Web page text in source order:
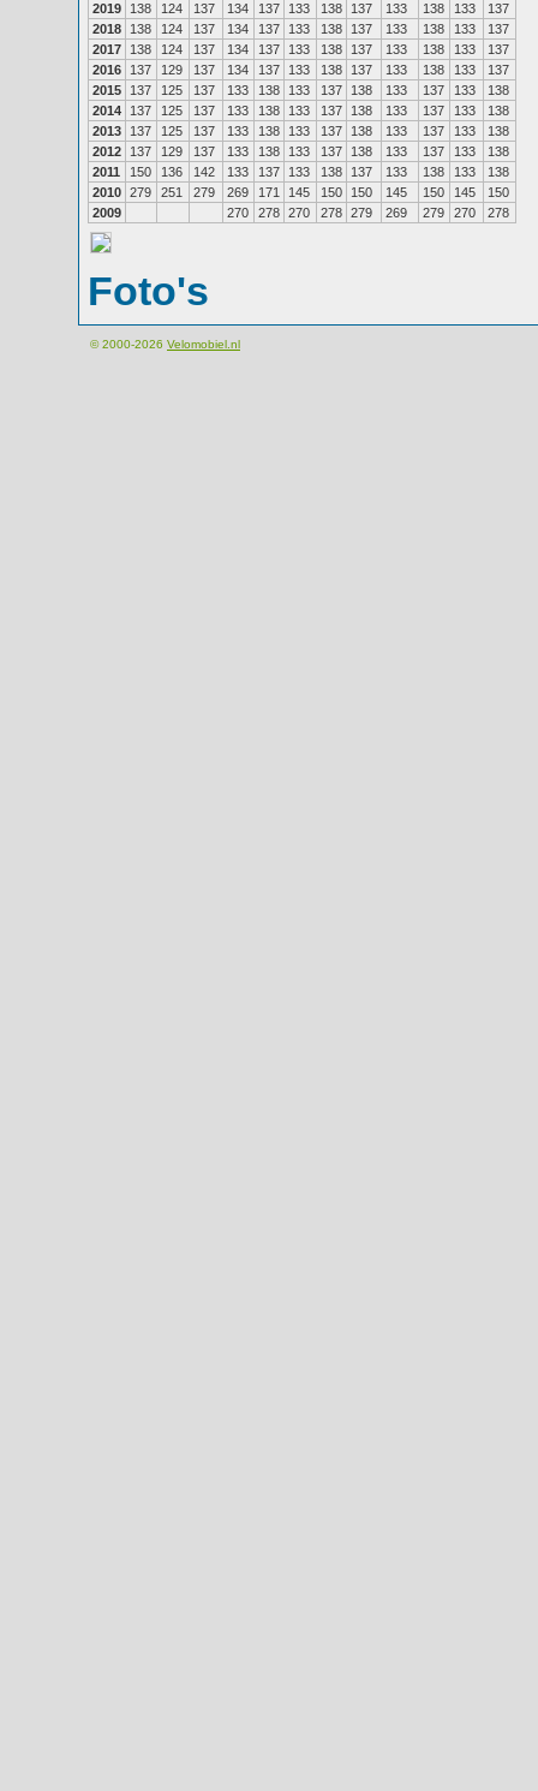
2019
138 124 137 134 137 133 138 137 133 138 133
137
2018
138 124 137 134 137 133 138 137 133 138 133
137
2017
138 124 137 134 137 133 138 137 133 138 133
137
2016
137 129 137 134 137 133 138 137 133 138 133
137
2015
137 125 137 133 138 133 137 138 133 137 133
138
2014
137 125 137 133 138 133 137 138 133 137 133
138
2013
137 125 137 133 138 133 137 138 133 137 133
138
2012
137 129 137 133 138 133 137 138 133 137 133
138
2011
150 136 142 133 137 133 138 137 133 138 133
138
2010 279 251 279 269 171 145 150 150 145 150 145
150
2009
270 278 270 278 279 269 279 270 278
Foto's
© 2000-2026 Velomobiel.nl